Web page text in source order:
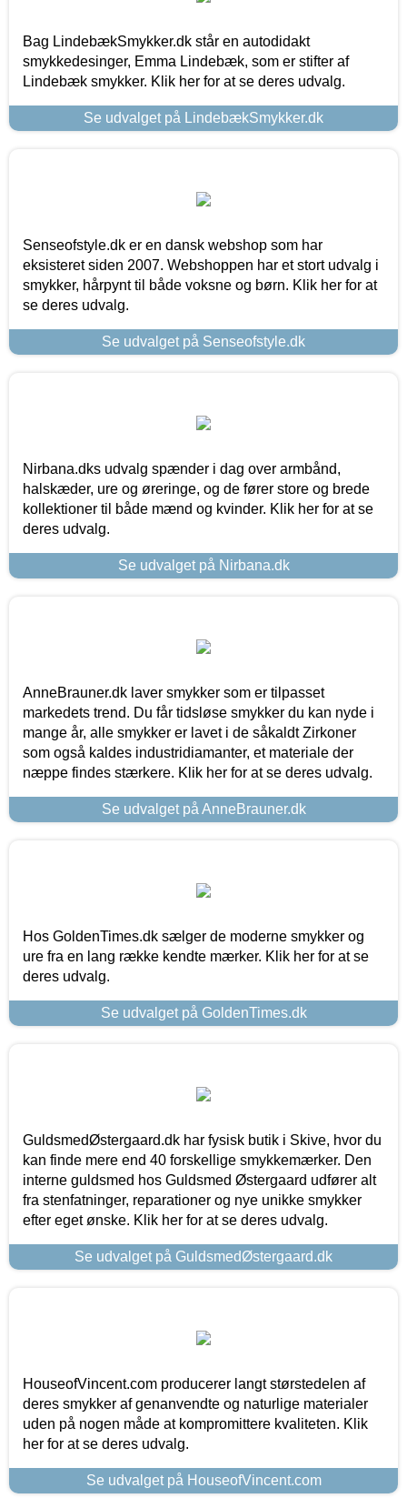
Bag LindebækSmykker.dk står en autodidakt
smykkedesinger, Emma Lindebæk, som er stifter af
Lindebæk smykker. Klik her for at se deres udvalg.
Se udvalget på LindebækSmykker.dk
Senseofstyle.dk er en dansk webshop som har
eksisteret siden 2007. Webshoppen har et stort udvalg i
smykker, hårpynt til både voksne og børn. Klik her for at
se deres udvalg.
Se udvalget på Senseofstyle.dk
Nirbana.dks udvalg spænder i dag over armbånd,
halskæder, ure og øreringe, og de fører store og brede
kollektioner til både mænd og kvinder. Klik her for at se
deres udvalg.
Se udvalget på Nirbana.dk
AnneBrauner.dk laver smykker som er tilpasset
markedets trend. Du får tidsløse smykker du kan nyde i
mange år, alle smykker er lavet i de såkaldt Zirkoner
som også kaldes industridiamanter, et materiale der
næppe findes stærkere. Klik her for at se deres udvalg.
Se udvalget på AnneBrauner.dk
Hos GoldenTimes.dk sælger de moderne smykker og
ure fra en lang række kendte mærker. Klik her for at se
deres udvalg.
Se udvalget på GoldenTimes.dk
GuldsmedØstergaard.dk har fysisk butik i Skive, hvor du
kan finde mere end 40 forskellige smykkemærker. Den
interne guldsmed hos Guldsmed Østergaard udfører alt
fra stenfatninger, reparationer og nye unikke smykker
efter eget ønske. Klik her for at se deres udvalg.
Se udvalget på GuldsmedØstergaard.dk
HouseofVincent.com producerer langt størstedelen af
deres smykker af genanvendte og naturlige materialer
uden på nogen måde at kompromittere kvaliteten. Klik
her for at se deres udvalg.
Se udvalget på HouseofVincent.com